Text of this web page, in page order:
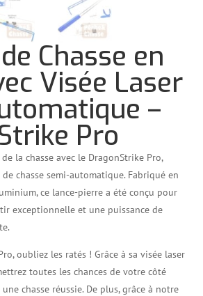
Chasse en
Visée Laser
–
Pro
la chasse avec le DragonStrike Pro,
chasse semi-automatique. Fabriqué en
ce lance-pierre a été conçu pour
exceptionnelle et une puissance de
oubliez les ratés ! Grâce à sa visée laser
toutes les chances de votre côté
chasse réussie. De plus, grâce à notre